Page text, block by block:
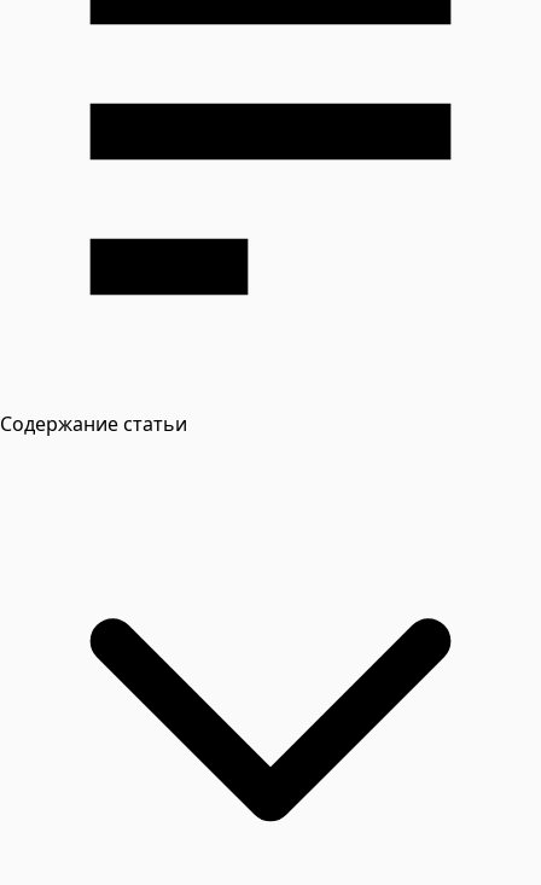
Содержание статьи